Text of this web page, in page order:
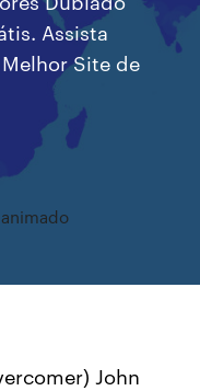
Assista
Site de
John